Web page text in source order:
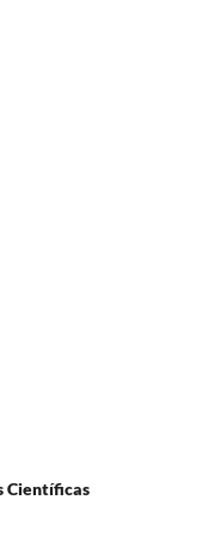
Científicas